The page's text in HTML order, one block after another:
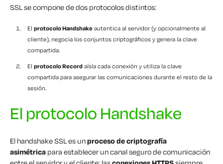
SSL se compone de dos protocolos distintos:
El protocolo Handshake autentica al servidor (y opcionalmente al
cliente), negocia los conjuntos criptográficos y genera la clave
compartida.
El protocolo Record aísla cada conexión y utiliza la clave
compartida para asegurar las comunicaciones durante el resto de la
sesión.
El protocolo Handshake
El handshake SSL es unproceso de criptografía
asimétrica para establecer un canal seguro de comunicación